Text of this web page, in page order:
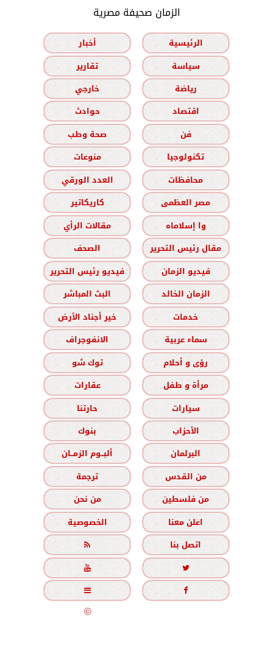
الزمان صحيفة مصرية
الرئيسية
أخبار
سياسة
تقارير
رياضة
خارجي
اقتصاد
حوادث
فن
صحة وطب
تكنولوجيا
منوعات
محافظات
العدد الورقي
مصر العظمى
كاريكاتير
وا إسلاماه
مقالات الرأي
مقال رئيس التحرير
الصحف
فيديو الزمان
فيديو رئيس التحرير
الزمان الخالد
البث المباشر
خدمات
خير أجناد الأرض
سماء عربية
الانفوجراف
رؤى و أحلام
توك شو
مرأة و طفل
عقارات
سيارات
حارتنا
الأحزاب
بنوك
البرلمان
ألبــوم الزمــان
من القدس
ترجمة
من فلسطين
من نحن
اعلن معنا
الخصوصية
اتصل بنا





جميع الحقوق محفوظة©